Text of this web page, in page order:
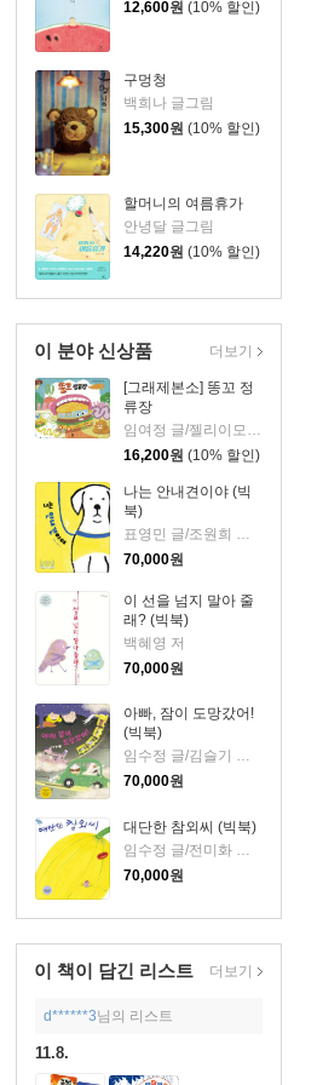
12,600원 (10% 할인)
구멍청
백희나 글그림
15,300원 (10% 할인)
할머니의 여름휴가
안녕달 글그림
14,220원 (10% 할인)
이 분야 신상품
[그래제본소] 똥꼬 정
류장
임여정 글/젤리이모 그림
16,200원 (10% 할인)
나는 안내견이야 (빅
북)
표영민 글/조원희 그림
70,000원
이 선을 넘지 말아 줄
래? (빅북)
백혜영 저
70,000원
아빠, 잠이 도망갔어!
(빅북)
70,000원
대단한 참외씨 (빅북)
임수정 글/전미화 그림
70,000원
더보기
이 책이 담긴 리스트 더보기
d******3님의 리스트
11.8.